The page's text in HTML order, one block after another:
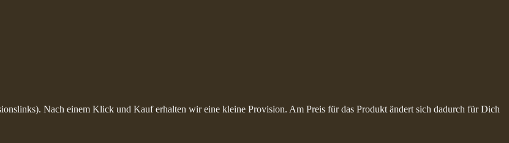
Nach einem Klick und Kauf erhalten wir eine kleine Provision. Am Preis für das Produkt ändert sich dadurch für Dich